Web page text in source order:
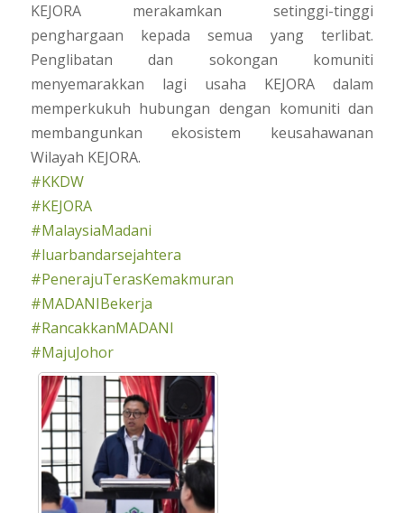
KEJORA merakamkan setinggi-tinggi
penghargaan kepada semua yang terlibat.
Penglibatan dan sokongan komuniti
menyemarakkan lagi usaha KEJORA dalam
memperkukuh hubungan dengan komuniti dan
membangunkan ekosistem keusahawanan
Wilayah KEJORA.
#KKDW
#KEJORA
#MalaysiaMadani
#luarbandarsejahtera
#PenerajuTerasKemakmuran
#MADANIBekerja
#RancakkanMADANI
#MajuJohor